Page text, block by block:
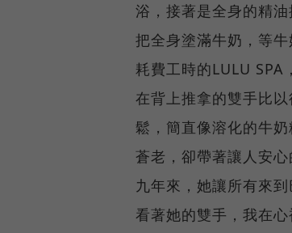
浴，接著是全身的精
把全身塗滿牛奶，等牛
耗費工時的LULU SPA
在背上推拿的雙手比
鬆，簡直像溶化的牛
蒼老，卻帶著讓人安
九年來，她讓所有來
看著她的雙手，我在